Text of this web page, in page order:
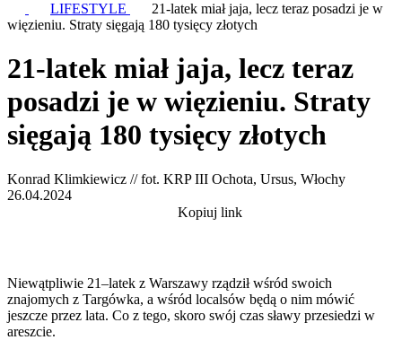
LIFESTYLE
21-latek miał jaja, lecz teraz posadzi je w
więzieniu. Straty sięgają 180 tysięcy złotych
21-latek miał jaja, lecz teraz
posadzi je w więzieniu. Straty
sięgają 180 tysięcy złotych
Konrad Klimkiewicz // fot. KRP III Ochota, Ursus, Włochy
26.04.2024
Kopiuj link
Niewątpliwie 21–latek z Warszawy rządził wśród swoich
znajomych z Targówka, a wśród localsów będą o nim mówić
jeszcze przez lata. Co z tego, skoro swój czas sławy przesiedzi w
areszcie.